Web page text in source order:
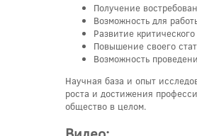
Получение
Возможность для
Развитие
Повышение своего
Возможность
Научная база и опыт
роста и достижения
общество в целом.